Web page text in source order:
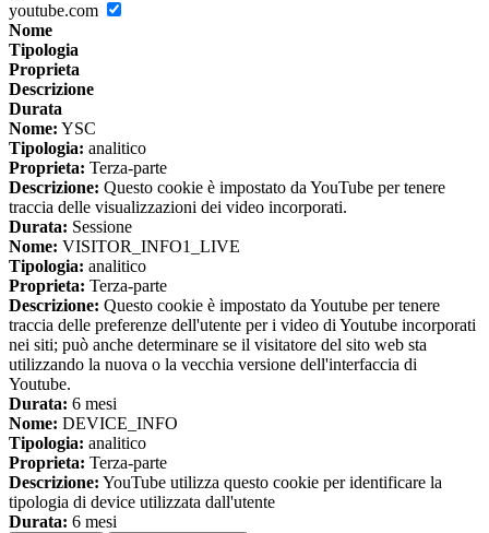
youtube.com
Nome
Tipologia
Proprieta
Descrizione
Durata
Nome: YSC
Tipologia: analitico
Proprieta: Terza-parte
Descrizione: Questo cookie è impostato da YouTube per tenere
traccia delle visualizzazioni dei video incorporati.
Durata: Sessione
Nome: VISITOR_INFO1_LIVE
Tipologia: analitico
Proprieta: Terza-parte
Descrizione: Questo cookie è impostato da Youtube per tenere
traccia delle preferenze dell'utente per i video di Youtube incorporati
nei siti; può anche determinare se il visitatore del sito web sta
utilizzando la nuova o la vecchia versione dell'interfaccia di
Youtube.
Durata: 6 mesi
Nome: DEVICE_INFO
Tipologia: analitico
Proprieta: Terza-parte
Descrizione: YouTube utilizza questo cookie per identificare la
tipologia di device utilizzata dall'utente
Durata: 6 mesi